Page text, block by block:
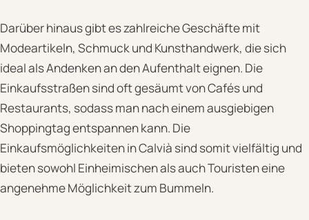
Darüber hinaus gibt es zahlreiche Geschäfte mit
Modeartikeln, Schmuck und Kunsthandwerk, die sich
ideal als Andenken an den Aufenthalt eignen. Die
Einkaufsstraßen sind oft gesäumt von Cafés und
Restaurants, sodass man nach einem ausgiebigen
Shoppingtag entspannen kann. Die
Einkaufsmöglichkeiten in Calvià sind somit vielfältig und
bieten sowohl Einheimischen als auch Touristen eine
angenehme Möglichkeit zum Bummeln.